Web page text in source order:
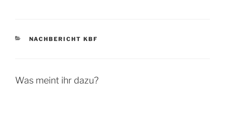
KATEGORIEN
NACHBERICHT KBF
Was meint ihr dazu?